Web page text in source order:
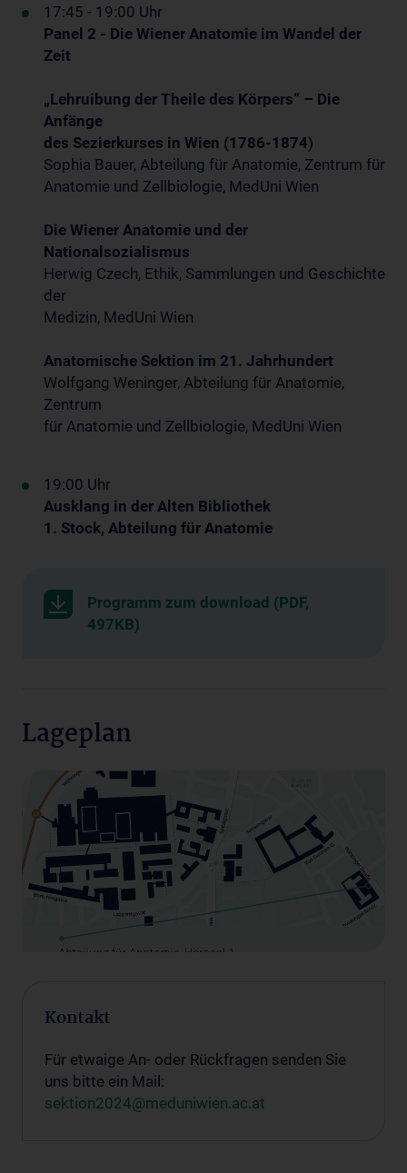
17:45 - 19:00 Uhr
Panel 2 - Die Wiener Anatomie im Wandel der
Zeit
„Lehruibung der Theile des Körpers“ – Die
Anfänge
des Sezierkurses in Wien (1786-1874)
Sophia Bauer, Abteilung für Anatomie, Zentrum für
Anatomie und Zellbiologie, MedUni Wien
Die Wiener Anatomie und der
Nationalsozialismus
Herwig Czech, Ethik, Sammlungen und Geschichte
der
Medizin, MedUni Wien
Anatomische Sektion im 21. Jahrhundert
Wolfgang Weninger, Abteilung für Anatomie,
Zentrum
für Anatomie und Zellbiologie, MedUni Wien
19:00 Uhr
Ausklang in der Alten Bibliothek
1. Stock, Abteilung für Anatomie
Programm zum download (PDF,
497KB)
Lageplan
Kontakt
Für etwaige An- oder Rückfragen senden Sie
uns bitte ein Mail:
sektion2024@meduniwien.ac.at